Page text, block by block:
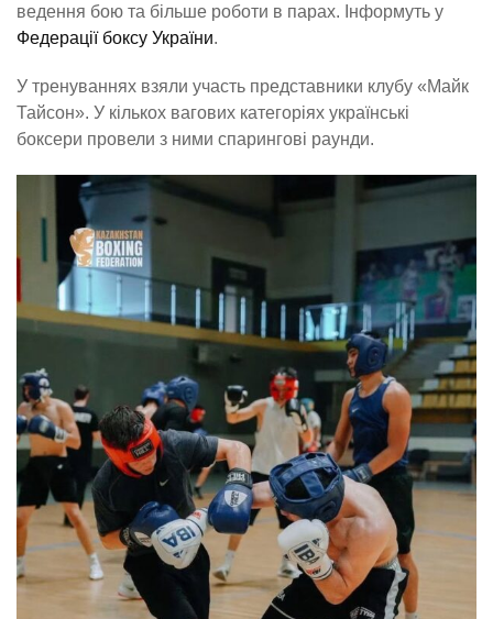
ведення бою та більше роботи в парах. Інформуть у
Федерації боксу України.
У тренуваннях взяли участь представники клубу «Майк
Тайсон». У кількох вагових категоріях українські
боксери провели з ними спарингові раунди.